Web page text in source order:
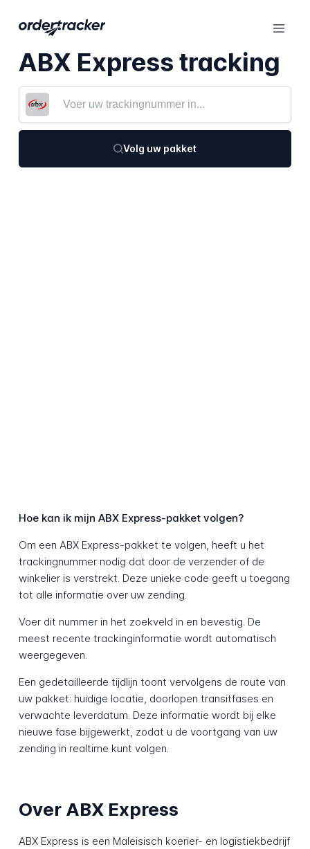
ABX Express tracking
Volg uw pakket
Hoe kan ik mijn ABX Express-pakket volgen?
Om een ABX Express-pakket te volgen, heeft u het
trackingnummer nodig dat door de verzender of de
winkelier is verstrekt. Deze unieke code geeft u toegang
tot alle informatie over uw zending.
Voer dit nummer in het zoekveld in en bevestig. De
meest recente trackinginformatie wordt automatisch
weergegeven.
Een gedetailleerde tijdlijn toont vervolgens de route van
uw pakket: huidige locatie, doorlopen transitfases en
verwachte leverdatum. Deze informatie wordt bij elke
nieuwe fase bijgewerkt, zodat u de voortgang van uw
zending in realtime kunt volgen.
Over ABX Express
ABX Express is een Maleisisch koerier- en logistiekbedrijf